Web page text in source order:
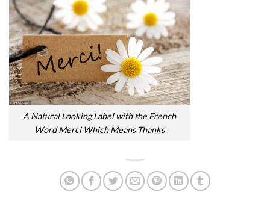
A Natural Looking Label with the French
Word Merci Which Means Thanks